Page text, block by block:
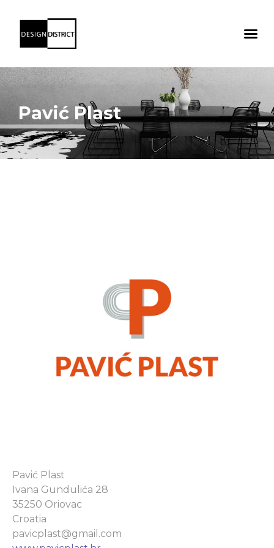
Pavić Plast
Pavić Plast
Ivana Gundulića 28
35250 Oriovac
Croatia
pavicplast@gmail.com